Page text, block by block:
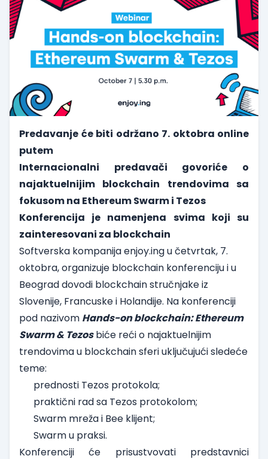
Predavanje će biti održano 7. oktobra online
putem
Internacionalni predavači govoriće o
najaktuelnijim blockchain trendovima sa
fokusom na Ethereum Swarm i Tezos
Konferencija je namenjena svima koji su
zainteresovani za blockchain
Softverska kompanijaenjoy.ingu četvrtak, 7.
oktobra, organizuje blockchain konferenciju i u
Beograd dovodi blockchain stručnjake iz
Slovenije, Francuske i Holandije. Na konferenciji
pod nazivom Hands-on blockchain: Ethereum
Swarm & Tezos biće reći o najaktuelnijim
trendovima u blockchain sferi uključujući sledeće
teme:
prednosti Tezos protokola;
praktični rad sa Tezos protokolom;
Swarm mreža i Bee klijent;
Swarm u praksi.
Konferenciji će prisustvovati predstavnici